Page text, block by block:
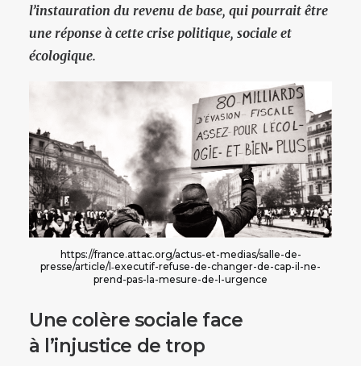
l’instauration du revenu de base, qui pourrait être
une réponse à cette crise politique, sociale et
écologique.
https://france.attac.org/actus-et-medias/salle-de-
presse/article/l‑executif-refuse-de-changer-de-cap-il-ne-
prend-pas-la-mesure-de-l-urgence
Une colère sociale face
à l’injustice de trop